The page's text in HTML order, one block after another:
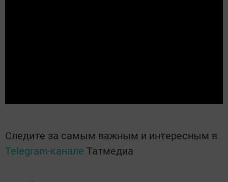
Следите за самым важным и интересным в
Telegram-канале Татмедиа